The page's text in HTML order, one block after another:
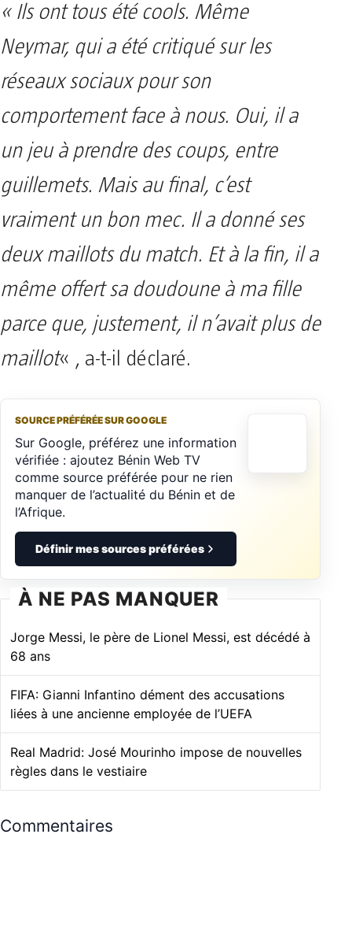
« Ils ont tous été cools. Même
Neymar, qui a été critiqué sur les
réseaux sociaux pour son
comportement face à nous. Oui, il a
un jeu à prendre des coups, entre
guillemets. Mais au final, c’est
vraiment un bon mec. Il a donné ses
deux maillots du match. Et à la fin, il a
même offert sa doudoune à ma fille
parce que, justement, il n’avait plus de
maillot« , a-t-il déclaré.
SOURCE PRÉFÉRÉE SUR GOOGLE
Sur Google, préférez une information
vérifiée : ajoutez Bénin Web TV
comme source préférée pour ne rien
manquer de l’actualité du Bénin et de
l’Afrique.
Définir mes sources préférées
À NE PAS MANQUER
Jorge Messi, le père de Lionel Messi, est décédé à
68 ans
FIFA: Gianni Infantino dément des accusations
liées à une ancienne employée de l’UEFA
Real Madrid: José Mourinho impose de nouvelles
règles dans le vestiaire
Commentaires